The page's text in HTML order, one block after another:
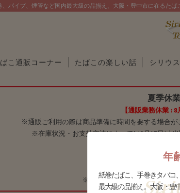
パイプ、煙管など国内最大級の品揃え。大阪・豊中市に在るたば
こ通販コーナー たばこの楽しい話 シリウ
夏季休
【通販業務休業 :
※通販ご利用の際は商品準備に時間を要する場合が
※在庫状況・お支払方法によっては8月15日(土)
【 庄内店休業：8
【 十三店休業：8
※庄内店は8月10日(月)に限り、
年
紙巻たばこ、手巻きタバコ
最大級の品揃え。大阪・豊